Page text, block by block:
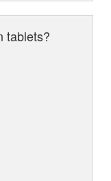
tablets?